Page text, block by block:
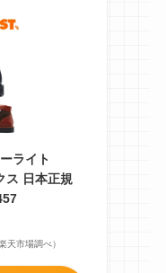
ライト
ス 日本正規
天市場調べ）